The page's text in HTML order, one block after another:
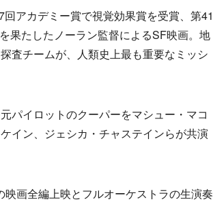
アカデミー賞で視覚効果賞を受賞、第41
果たしたノーラン監督によるSF映画。地
査チームが、人類史上最も重要なミッシ
パイロットのクーパーをマシュー・マコ
イン、ジェシカ・チャステインらが共演
画全編上映とフルオーケストラの生演奏